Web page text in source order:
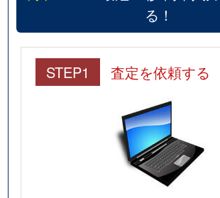
る！
STEP1 査定を依頼する